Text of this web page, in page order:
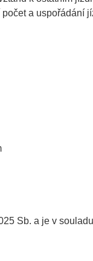
a uspořádání
Sb. a je v